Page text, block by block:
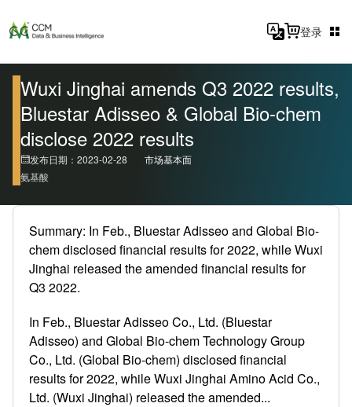
登录
Wuxi Jinghai amends Q3 2022 results,
Bluestar Adisseo & Global Bio-chem
disclose 2022 results
发布日期：2023-02-28
市场基本面
氨基酸
Summary: In Feb., Bluestar Adisseo and Global Bio-
chem disclosed financial results for 2022, while Wuxi
Jinghai released the amended financial results for
Q3 2022.
In Feb., Bluestar Adisseo Co., Ltd. (Bluestar
Adisseo) and Global Bio-chem Technology Group
Co., Ltd. (Global Bio-chem) disclosed financial
results for 2022, while Wuxi Jinghai Amino Acid Co.,
Ltd. (Wuxi Jinghai) released the amended...